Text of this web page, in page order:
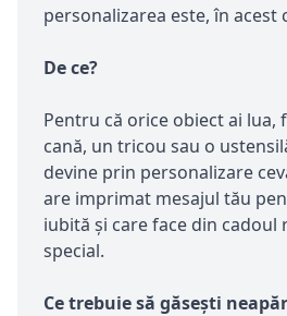
personalizarea este, în acest
De ce?
Pentru că orice obiect ai lua,
cană, un tricou sau o
devine prin personalizare
are imprimat mesajul tău
iubită și care face din cadoul
special.
Ce trebuie să găsești